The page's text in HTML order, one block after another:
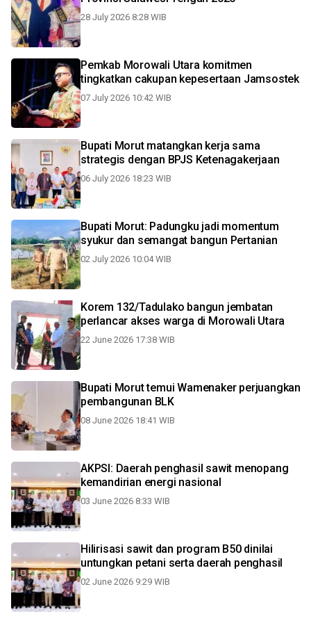
28 July 2026 8:28 WIB
Pemkab Morowali Utara komitmen
tingkatkan cakupan kepesertaan Jamsostek
07 July 2026 10:42 WIB
Bupati Morut matangkan kerja sama
strategis dengan BPJS Ketenagakerjaan
06 July 2026 18:23 WIB
Bupati Morut: Padungku jadi momentum
syukur dan semangat bangun Pertanian
02 July 2026 10:04 WIB
Korem 132/Tadulako bangun jembatan
perlancar akses warga di Morowali Utara
22 June 2026 17:38 WIB
Bupati Morut temui Wamenaker perjuangkan
pembangunan BLK
08 June 2026 18:41 WIB
AKPSI: Daerah penghasil sawit menopang
kemandirian energi nasional
03 June 2026 8:33 WIB
Hilirisasi sawit dan program B50 dinilai
untungkan petani serta daerah penghasil
02 June 2026 9:29 WIB